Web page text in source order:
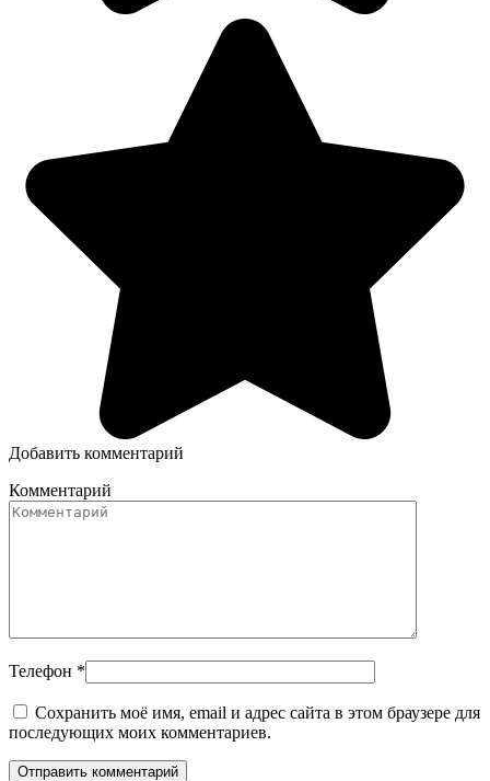
Добавить комментарий
Комментарий
Телефон *
Сохранить моё имя, email и адрес сайта в этом браузере для
последующих моих комментариев.